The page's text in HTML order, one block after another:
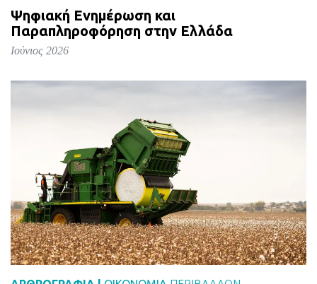
Ψηφιακή Ενημέρωση και
Παραπληροφόρηση στην Ελλάδα
Ιούνιος 2026